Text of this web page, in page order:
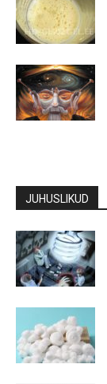
JUHUSLIKUD